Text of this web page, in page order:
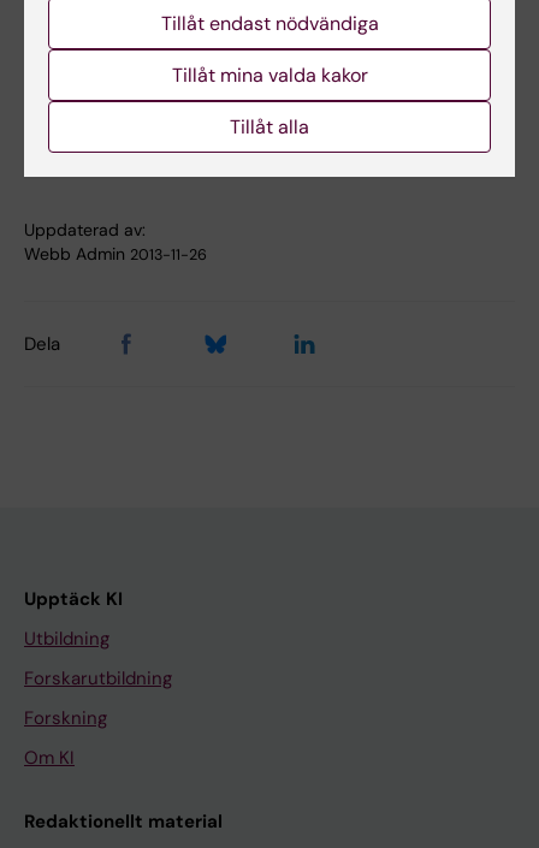
lena.rosenberg@ki.se
Lena Rosenberg, sektionen för
Uppdaterad av:
Webb Admin 2013-11-26
Dela
Upptäck KI
Utbildning
Forskarutbildning
Forskning
Om KI
Redaktionellt material
Tillåt endast nödvändiga
Tillåt mina valda kakor
Tillåt alla